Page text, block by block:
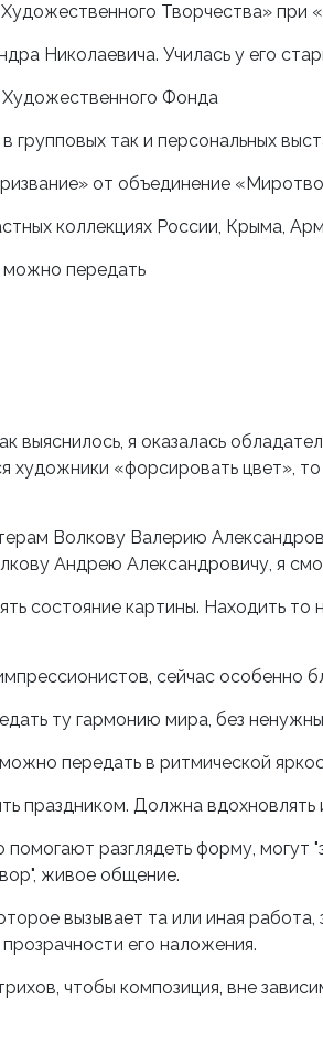
Творчества» при
Николаевича. Училась у его
Фонда
групповых так и персональных
от объединение
коллекциях России, Крыма,
можно передать
выяснилось, я оказалась
художники «форсировать цвет»,
Волкову Валерию
Андрею Александровичу, я
состояние картины. Находить
сейчас особенно
ту гармонию мира, без
передать в ритмической
праздником. Должна вдохновлять
разглядеть форму, могут
живое общение.
вызывает та или иная
его наложения.
чтобы композиция, вне